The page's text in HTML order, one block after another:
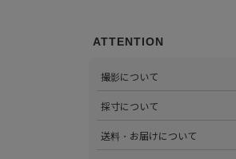
ATTENTION
撮影について
心がけています。詳しくは
採寸について
部サイズタブか、または
送料・お届けについて